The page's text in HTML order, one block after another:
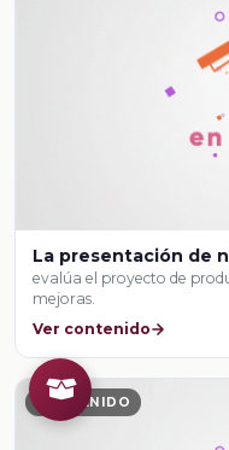
La presentación de
evalúa el proyecto de
mejoras.
Ver contenido
CONTENIDO